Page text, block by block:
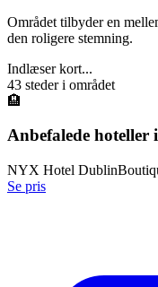
Området tilbyder en
den roligere stemning.
Indlæser kort...
43 steder i området
🏨
Anbefalede hoteller i
NYX Hotel Dublin
Se pris